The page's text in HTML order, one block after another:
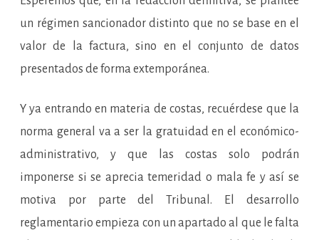
un régimen sancionador distinto que no se base en el
valor de la factura, sino en el conjunto de datos
presentados de forma extemporánea.
Y ya entrando en materia de costas, recuérdese que la
norma general va a ser la gratuidad en el económico-
administrativo, y que las costas solo podrán
imponerse si se aprecia temeridad o mala fe y así se
motiva por parte del Tribunal. El desarrollo
reglamentario empieza con un apartado al que le falta